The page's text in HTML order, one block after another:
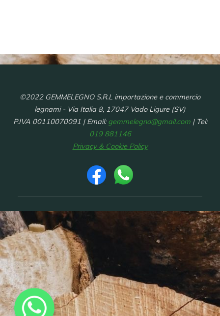
©2022 GEMMELEGNO S.R.L importazione e commercio
legnami - Via Italia 8, 17047 Vado Ligure (SV)
P.IVA 00110070091 | Email: gemmelegno@gmail.com| Tel:
019 881146
Privacy & Cookie Policy